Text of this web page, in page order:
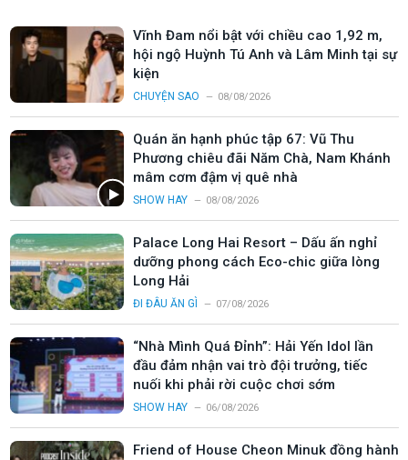
Vĩnh Đam nổi bật với chiều cao 1,92 m,
hội ngộ Huỳnh Tú Anh và Lâm Minh tại sự
kiện
CHUYỆN SAO 08/08/2026
Quán ăn hạnh phúc tập 67: Vũ Thu
Phương chiêu đãi Năm Chà, Nam Khánh
mâm cơm đậm vị quê nhà
SHOW HAY 08/08/2026
Palace Long Hai Resort – Dấu ấn nghỉ
dưỡng phong cách Eco-chic giữa lòng
Long Hải
ĐI ĐÂU ĂN GÌ 07/08/2026
“Nhà Mình Quá Đỉnh”: Hải Yến Idol lần
đầu đảm nhận vai trò đội trưởng, tiếc
nuối khi phải rời cuộc chơi sớm
SHOW HAY 06/08/2026
Friend of House Cheon Minuk đồng hành